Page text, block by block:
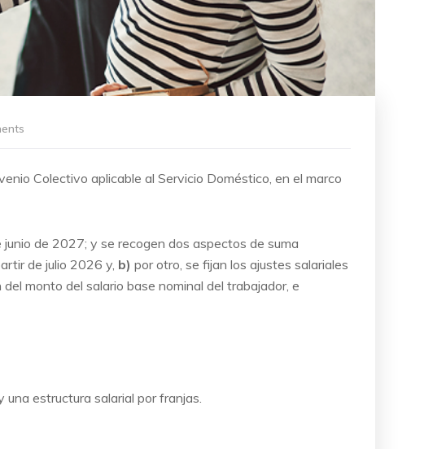
Colectivo aplicable al Servicio Doméstico, en el marco
de 2027; y se recogen dos aspectos de suma
de julio 2026 y, b) por otro, se fijan los ajustes salariales
monto del salario base nominal del trabajador, e
estructura salarial por franjas.